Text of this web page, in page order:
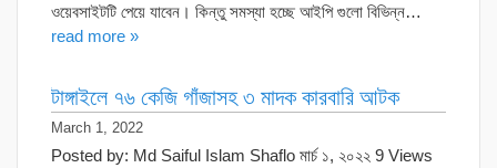
ওয়েবসাইটটি পেয়ে যাবেন। কিন্তু সমস্যা হচ্ছে আইপি গুলো বিভিন্ন…
read more »
টাঙ্গাইলে ৭৬ কেজি গাঁজাসহ ৩ মাদক কারবারি আটক
March 1, 2022
Posted by: Md Saiful Islam Shaflo মার্চ ১, ২০২২ 9 Views